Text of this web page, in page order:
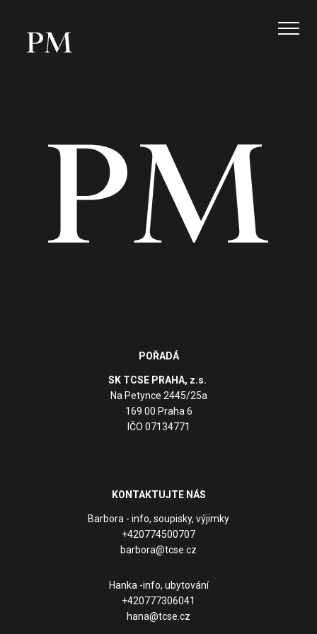
POŘADÁ
SK TCSE PRAHA, z.s.
Na Petynce 2445/25a
169 00 Praha 6
IČO 07134771
KONTAKTUJTE NÁS
Barbora - info, soupisky, výjimky
+420774500707
barbora@tcse.cz
Hanka -info, ubytování
+420777306041
hana@tcse.cz